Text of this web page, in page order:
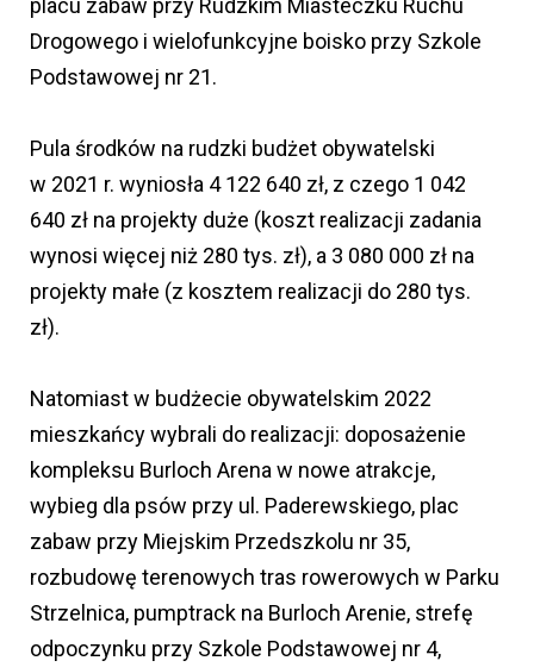
placu zabaw przy Rudzkim Miasteczku Ruchu
Drogowego i wielofunkcyjne boisko przy Szkole
Podstawowej nr 21.
Pula środków na rudzki budżet obywatelski
w 2021 r. wyniosła 4 122 640 zł, z czego 1 042
640 zł na projekty duże (koszt realizacji zadania
wynosi więcej niż 280 tys. zł), a 3 080 000 zł na
projekty małe (z kosztem realizacji do 280 tys.
zł).
Natomiast w budżecie obywatelskim 2022
mieszkańcy wybrali do realizacji: doposażenie
kompleksu Burloch Arena w nowe atrakcje,
wybieg dla psów przy ul. Paderewskiego, plac
zabaw przy Miejskim Przedszkolu nr 35,
rozbudowę terenowych tras rowerowych w Parku
Strzelnica, pumptrack na Burloch Arenie, strefę
odpoczynku przy Szkole Podstawowej nr 4,